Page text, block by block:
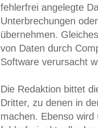
fehlerfrei angelegte
Unterbrechungen
übernehmen.
von Daten durch
Software verursacht
Die Redaktion bittet
Dritter, zu denen in
machen. Ebenso